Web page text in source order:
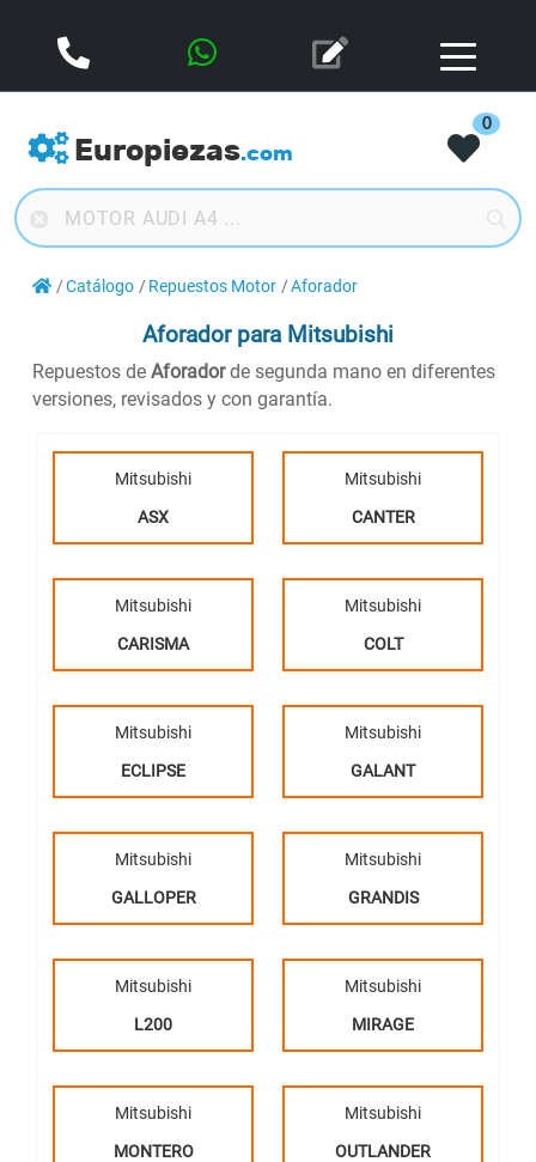
Europiezas.com
0
Catálogo Repuestos Motor Aforador
Aforadorpara Mitsubishi
Repuestos de Aforadorde segunda mano en diferentes
versiones, revisados y con garantía.
Mitsubishi
ASX
Mitsubishi
CANTER
Mitsubishi
CARISMA
Mitsubishi
COLT
Mitsubishi
ECLIPSE
Mitsubishi
GALANT
Mitsubishi
GALLOPER
Mitsubishi
GRANDIS
Mitsubishi
L200
Mitsubishi
MIRAGE
Mitsubishi
MONTERO
Mitsubishi
OUTLANDER